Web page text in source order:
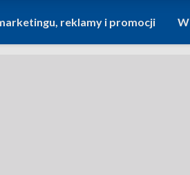
reklamy i promocji